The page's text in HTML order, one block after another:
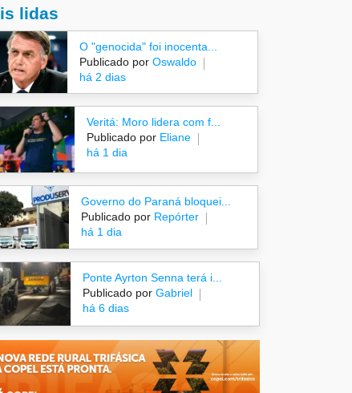
lidas
O "genocida" foi inocenta...
Publicado por Oswaldo
há 2 dias
Veritá: Moro lidera com f...
Publicado porEliane
há 1 dia
Governo do Paraná bloquei...
Publicado por Repórter
há 1 dia
Ponte Ayrton Senna terá i...
Publicado por Gabriel
há 6 dias